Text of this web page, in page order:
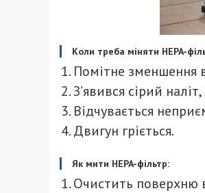
Коли треба міняти HEPA-
Помітне зменшення
З’явився сірий
Відчувається
Двигун гріється.
Як мити HEPA-фільтр:
Очистить поверхню